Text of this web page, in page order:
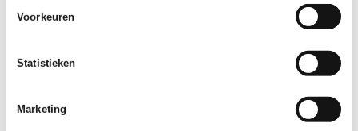
Voorkeuren
Statistieken
Marketing
Werkbezoek minister Bruins Slot aan regio
Duurzaam reizen naar de campus
Werkbezoek minister Jetten aan Groene
Metropoolregio Arnhem-Nijmegen